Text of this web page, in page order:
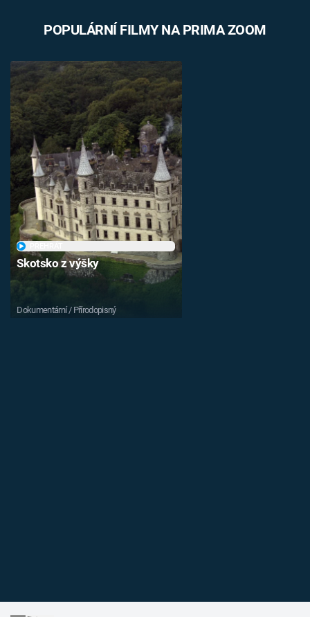
POPULÁRNÍ FILMY NA PRIMA ZOOM
Skotsko z výšky
Dokumentární / Přírodopisný